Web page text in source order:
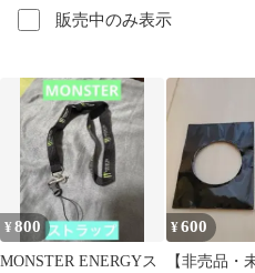
販売中のみ表示
¥800
MONSTER ENERGYス
¥600
【非売品・